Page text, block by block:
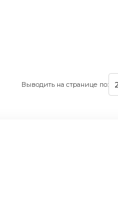
Выводить на странице по: